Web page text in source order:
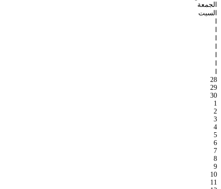
الجمعة
السبت
28
29
30
1
2
3
4
5
6
7
8
9
10
11